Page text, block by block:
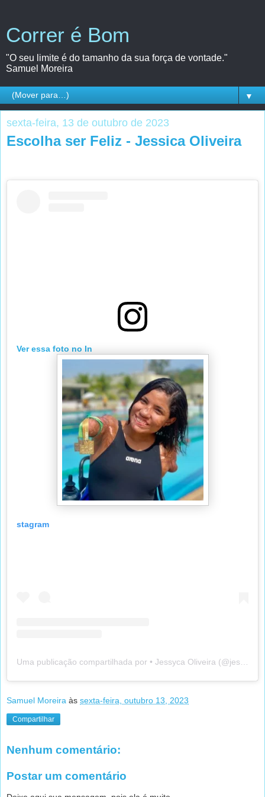
Correr é Bom
"O seu limite é do tamanho da sua força de vontade."
Samuel Moreira
▼
sexta-feira, 13 de outubro de 2023
Escolha ser Feliz - Jessica Oliveira
Ver essa foto no In
stagram
Samuel Moreira às sexta-feira, outubro 13, 2023
Compartilhar
Nenhum comentário:
Postar um comentário